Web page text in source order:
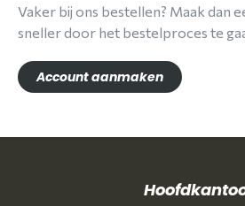
Vaker bij ons bestellen? Maak dan
sneller door het bestelproces te
Account aanmaken